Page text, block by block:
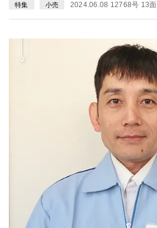
特集 小売 2024.06.08 12768号 13面